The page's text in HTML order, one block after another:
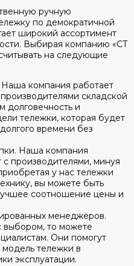
ручную
по демократичной
широкий ассортимент
Выбирая компанию «СТ
на следующие
компания работает
складской
долговечность и
тележки, которая будет
времени без
Наша компания
производителями, минуя
у нас тележки
вы можете быть
соотношение цены и
менеджеров.
выбором, то можете
Они помогут
тележки в
эксплуатации.